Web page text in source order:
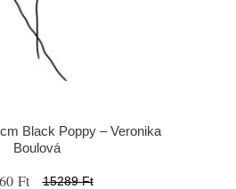
Black Poppy – Veronika
Boulová
Ft 15289 Ft